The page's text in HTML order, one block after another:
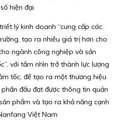
hiện đại.
lý kinh doanh “cung cấp các
tạo ra nhiều giá trị hơn cho
ngành công nghiệp và sản
với tầm nhìn trở thành lực lượng
tốc, để tạo ra một thương hiệu
đấu đạt được thông tin quản
phẩm và tạo ra khả năng cạnh
Việt Nam